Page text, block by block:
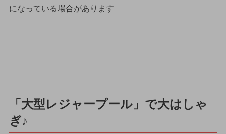
になっている場合があります
「大型レジャープール」で大はしゃ
ぎ♪